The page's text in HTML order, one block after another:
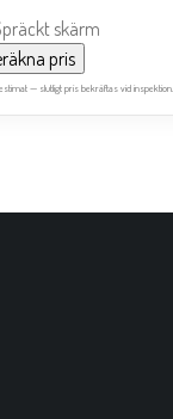
skärm
pris
— slutligt pris bekräftas vid inspektion.